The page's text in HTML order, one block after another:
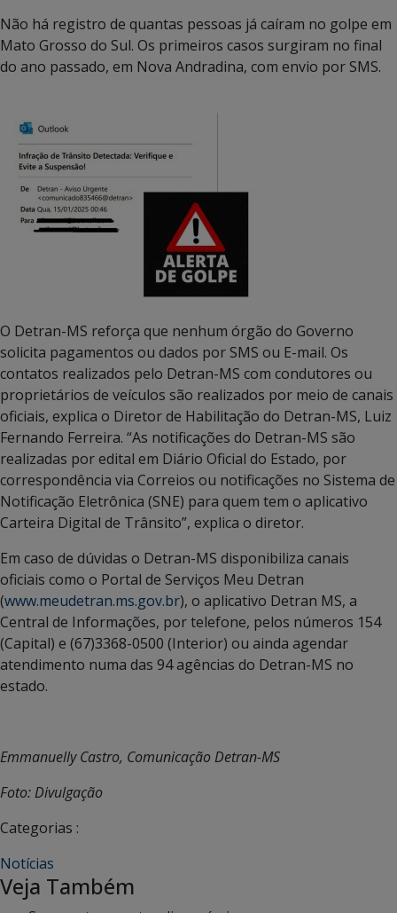
Não há registro de quantas pessoas já caíram no golpe em
Mato Grosso do Sul. Os primeiros casos surgiram no final
do ano passado, em Nova Andradina, com envio por SMS.
O Detran-MS reforça que nenhum órgão do Governo
solicita pagamentos ou dados por SMS ou E-mail. Os
contatos realizados pelo Detran-MS com condutores ou
proprietários de veículos são realizados por meio de canais
oficiais, explica o Diretor de Habilitação do Detran-MS, Luiz
Fernando Ferreira. “As notificações do Detran-MS são
realizadas por edital em Diário Oficial do Estado, por
correspondência via Correios ou notificações no Sistema de
Notificação Eletrônica (SNE) para quem tem o aplicativo
Carteira Digital de Trânsito”, explica o diretor.
Em caso de dúvidas o Detran-MS disponibiliza canais
oficiais como o Portal de Serviços Meu Detran
(www.meudetran.ms.gov.br), o aplicativo Detran MS, a
Central de Informações, por telefone, pelos números 154
(Capital) e (67)3368-0500 (Interior) ou ainda agendar
atendimento numa das 94 agências do Detran-MS no
estado.
Emmanuelly Castro, Comunicação Detran-MS
Foto: Divulgação
Categorias :
Notícias
Veja Também